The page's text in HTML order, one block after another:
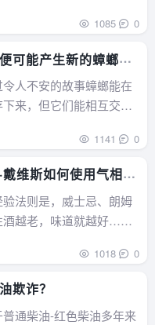
1085 0
可能产生新的蟑螂威
人不安的故事蟑螂能在
来，但它们能相互交流
1141 0
戴维斯如何使用气相色
造更好的酒
法则是，威士忌、朗姆
酒越老，味道就越好……
1018 0
欺诈？
通柴油-红色柴油多年来